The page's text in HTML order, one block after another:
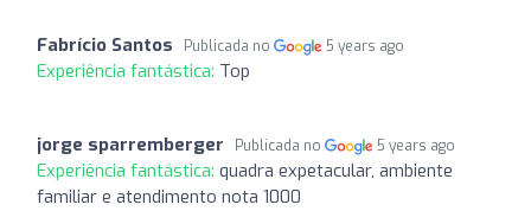
Fabrício Santos Publicada no 5 years ago
Experiência fantástica: Top
jorge sparremberger Publicada no 5 years ago
Experiência fantástica: quadra expetacular, ambiente
familiar e atendimento nota 1000